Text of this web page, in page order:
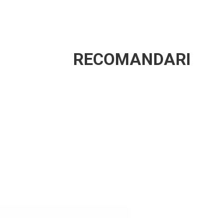
RECOMANDARI